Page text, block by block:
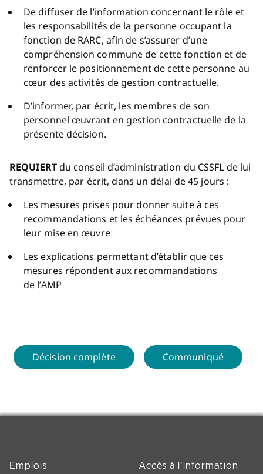
De diffuser de l’information concernant le rôle et
les responsabilités de la personne occupant la
fonction de RARC, afin de s’assurer d’une
compréhension commune de cette fonction et de
renforcer le positionnement de cette personne au
cœur des activités de gestion contractuelle.
D’informer, par écrit, les membres de son
personnel œuvrant en gestion contractuelle de la
présente décision.
REQUIERTdu conseil d’administration du CSSFL de lui
transmettre, par écrit, dans un délai de 45 jours :
Les mesures prises pour donner suite à ces
recommandations et les échéances prévues pour
leur mise en œuvre
Les explications permettant d’établir que ces
mesures répondent aux recommandations
de l’AMP
Décision complète Communiqué
Emplois Accès à l'information